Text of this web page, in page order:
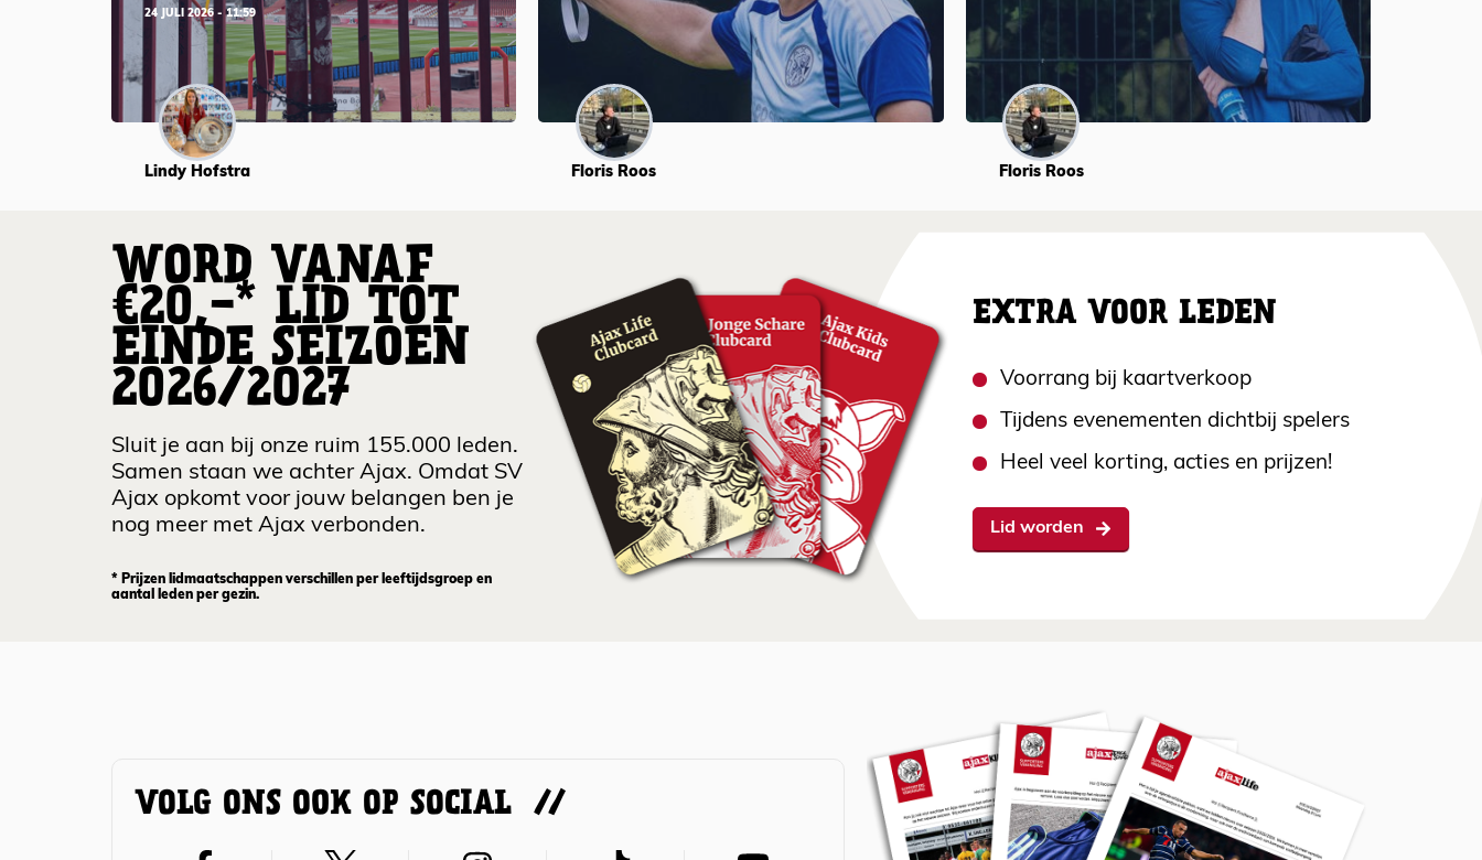
24 JULI 2026 - 11:59
Lindy Hofstra Floris Roos Floris Roos
WORD VANAF
€20,-* LID TOT
EINDE SEIZOEN
2026/2027
Sluit je aan bij onze ruim 155.000 leden.
Samen staan we achter Ajax. Omdat SV
Ajax opkomt voor jouw belangen ben je
nog meer met Ajax verbonden.
* Prijzen lidmaatschappen verschillen per leeftijdsgroep en
aantal leden per gezin.
EXTRA VOOR LEDEN
Voorrang bij kaartverkoop
Tijdens evenementen dichtbij spelers
Heel veel korting, acties en prijzen!
Lid worden
VOLG ONS OOK OP SOCIAL